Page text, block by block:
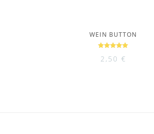
WEIN BUTTON
mit
2,50 €